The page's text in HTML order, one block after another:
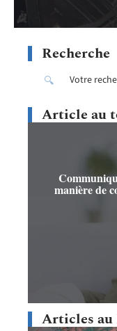
Recherche
Article au
manière de
Articles au